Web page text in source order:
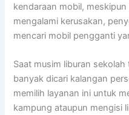
kendaraan mobil,
mengalami kerusakan,
mencari mobil pengganti
Saat musim liburan
banyak dicari kalangan
memilih layanan ini untuk
kampung ataupun mengisi